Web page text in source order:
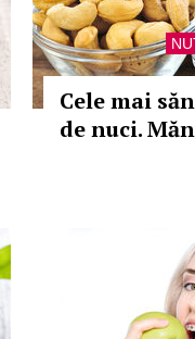
Cele mai
de nuci.